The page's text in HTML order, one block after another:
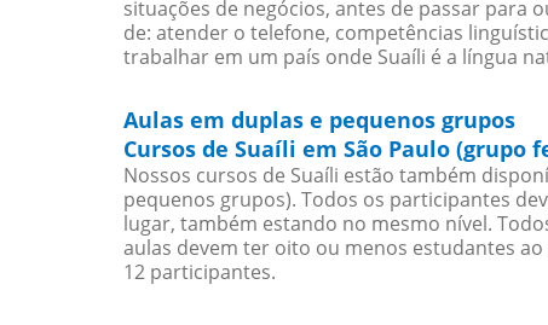
situações de negócios, antes de passar para
de: atender o telefone, competências
trabalhar em um país onde Suaíli é a língua
Aulas em duplas e pequenos grupos
Cursos de Suaíli em São Paulo (grupo
Nossos cursos de Suaíli estão também
pequenos grupos). Todos os participantes
lugar, também estando no mesmo nível.
aulas devem ter oito ou menos estudantes
12 participantes.